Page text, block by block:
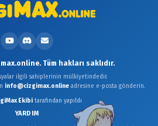
YARDIM
Tüm hakları saklıdır.
ilgili sahiplerinin mülkiyetindedir.
info@cizgimax.onlineadresine e-posta gönderin.
Ekibitarafından yapıldı